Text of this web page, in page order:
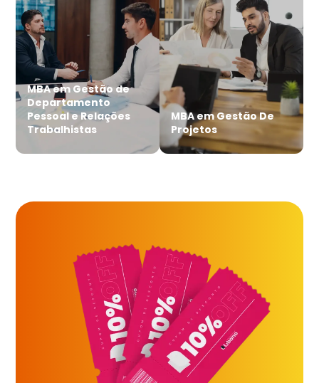
MBA em Gestão de
Departamento
Pessoal e Relações
Trabalhistas
MBA em Gestão De
Projetos